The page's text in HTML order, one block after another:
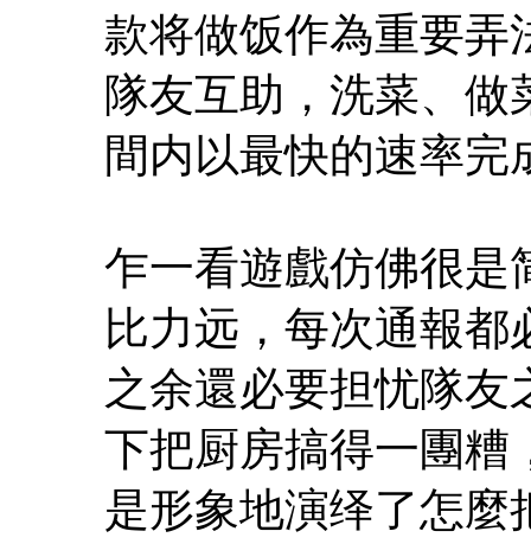
款将做饭作為重要弄
隊友互助，洗菜、
間内以最快的速率完
乍一看遊戲仿佛很是
比力远，每次通報
之余還必要担忧隊
下把厨房搞得一團糟
是形象地演绎了怎麼